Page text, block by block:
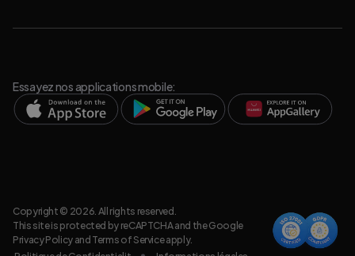
Essayez nos applications mobile:
Copyright © 2026. All rights reserved.
This site is protected by reCAPTCHA and the Google
Privacy Policyand Terms of Serviceapply.